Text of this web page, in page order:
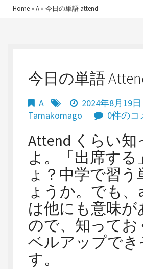
Home » A » 今日の単語 attend
今日の単語
A
2024年8月19日
Tamakomago
0件のコ
Attend くらい知
よ。「出席する
ょ？中学で習う
ょうか。でも、
は他にも意味が
ので、知ってお
ベルアップで
す。